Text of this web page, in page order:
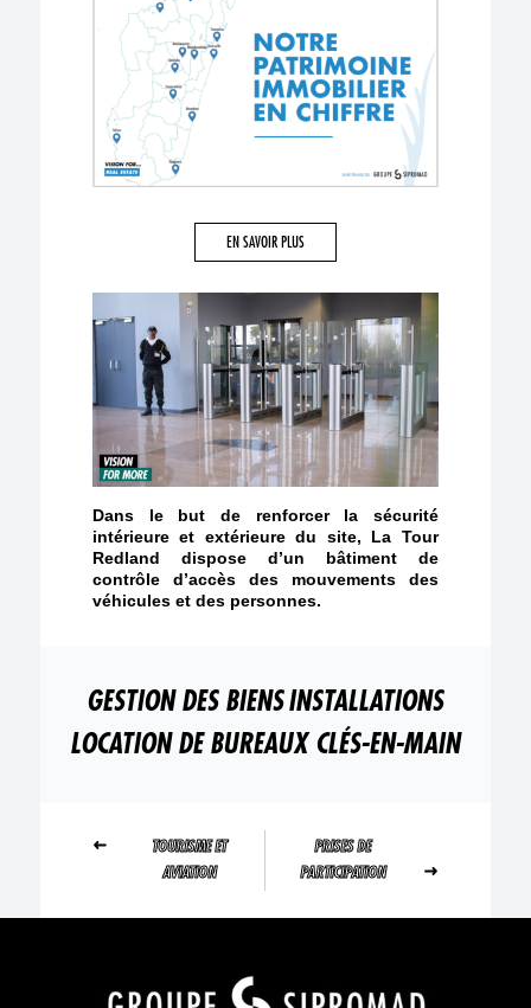
EN SAVOIR PLUS
Dans le but de renforcer la sécurité
intérieure et extérieure du site, La Tour
Redland dispose d’un bâtiment de
contrôle d’accès des mouvements des
véhicules et des personnes.
GESTION DES BIENSINSTALLATIONS
LOCATION DE BUREAUX CLÉS-EN-MAIN
TOURISME ET
AVIATION
PRISES DE
PARTICIPATION
qsdqsdYour content goes here